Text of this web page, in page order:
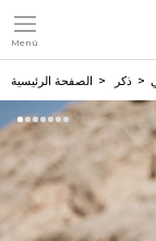
Menü
الصفحة الرئيسية ذكر